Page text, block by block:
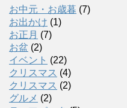
お中元・お歳暮 (7)
お出かけ (1)
お正月 (7)
お盆 (2)
イベント (22)
クリスマス (4)
クリスマス (2)
グルメ (2)